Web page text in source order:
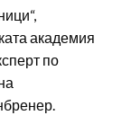
академия
по